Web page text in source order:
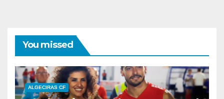
You missed
ALGECIRAS CF